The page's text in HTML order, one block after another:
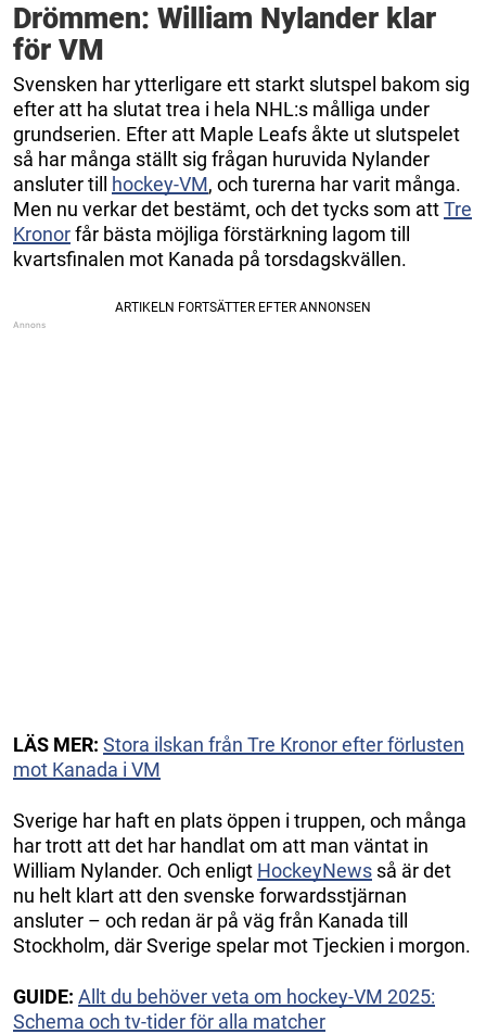
Drömmen: William Nylander klar
för VM
Svensken har ytterligare ett starkt slutspel bakom sig
efter att ha slutat trea i hela NHL:s målliga under
grundserien. Efter att Maple Leafs åkte ut slutspelet
så har många ställt sig frågan huruvida Nylander
ansluter till hockey-VM, och turerna har varit många.
Men nu verkar det bestämt, och det tycks som attTre
Kronorfår bästa möjliga förstärkning lagom till
kvartsfinalen mot Kanada på torsdagskvällen.
LÄS MER: Stora ilskan från Tre Kronor efter förlusten
mot Kanada i VM
Sverige har haft en plats öppen i truppen, och många
har trott att det har handlat om att man väntat in
William Nylander. Och enligt HockeyNews så är det
nu helt klart att den svenske forwardsstjärnan
ansluter – och redan är på väg från Kanada till
Stockholm, där Sverige spelar mot Tjeckien i morgon.
GUIDE: Allt du behöver veta om hockey-VM 2025:
Schema och tv-tider för alla matcher